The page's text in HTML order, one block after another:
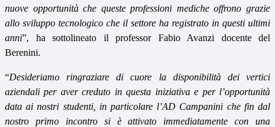
nuove opportunità che queste professioni mediche offrono grazie
allo sviluppo tecnologico che il settore ha registrato in questi ultimi
anni”, ha sottolineato il professor Fabio Avanzi docente del
Berenini.
“Desideriamo ringraziare di cuore la disponibilità dei vertici
aziendali per aver creduto in questa iniziativa e per l’opportunità
data ai nostri studenti, in particolare l’AD Campanini che fin dal
nostro primo incontro si è attivato immediatamente con una